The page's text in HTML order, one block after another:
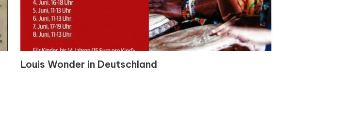
Louis Wonder in Deutschland